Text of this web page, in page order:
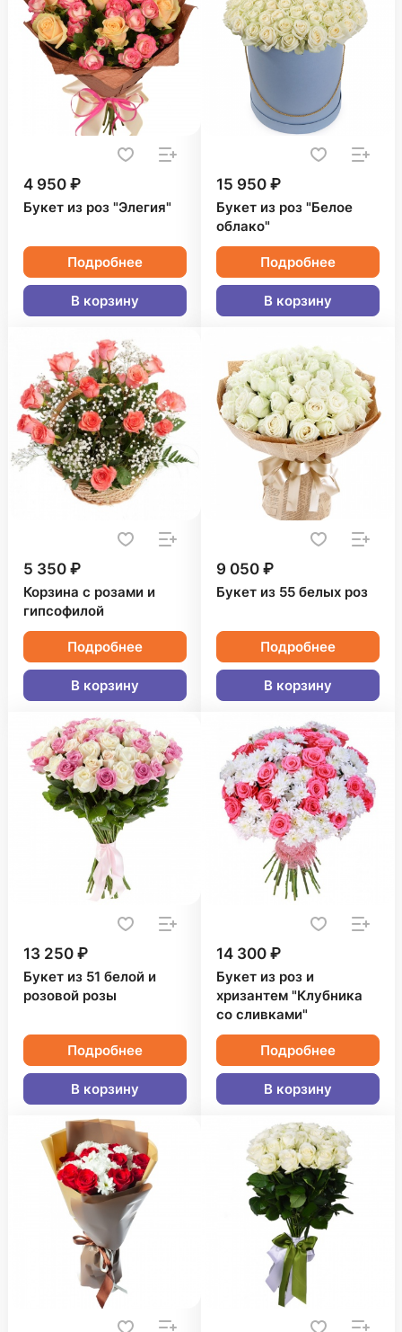
4 950 ₽
Букет из роз "Элегия"
Подробнее
В корзину
15 950 ₽
Букет из роз "Белое
облако"
Подробнее
В корзину
5 350 ₽
Корзина с розами и
гипсофилой
Подробнее
В корзину
9 050 ₽
Букет из 55 белых роз
Подробнее
В корзину
13 250 ₽
Букет из 51 белой и
розовой розы
Подробнее
В корзину
14 300 ₽
Букет из роз и
хризантем "Клубника
со сливками"
Подробнее
В корзину